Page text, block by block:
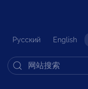
Русский English